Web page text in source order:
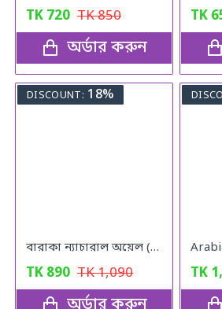
TK 720 TK850
অর্ডার করুন
TK
DISCOUNT: 18%
বারাকা ন্যাচারাল অয়েল (Baraka Natural oil) – 120 মিলি
TK 890 TK1,090 TK